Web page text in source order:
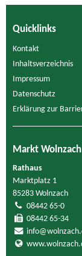
Quicklinks
Kontakt
Inhaltsverzeichnis
Impressum
Datenschutz
Erklärung zur
Markt Wolnzach
Rathaus
Marktplatz 1
85283 Wolnzach
08442 65-0
08442 65-34